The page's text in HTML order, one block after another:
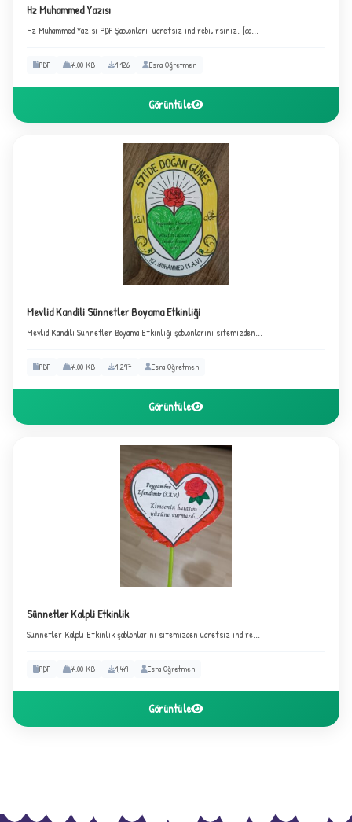
Hz Muhammed Yazısı
Hz Muhammed Yazısı PDF Şablonları ücretsiz indirebilirsiniz. [ca...
PDF 44.00 KB 1,126 Esra Öğretmen
Görüntüle
Mevlid Kandili Sünnetler Boyama Etkinliği
Mevlid Kandili Sünnetler Boyama Etkinliği şablonlarını sitemizden...
PDF 44.00 KB 1,297 Esra Öğretmen
Görüntüle
Sünnetler Kalpli Etkinlik
Sünnetler Kalpli Etkinlik şablonlarını sitemizden ücretsiz indire...
PDF 44.00 KB 1,449 Esra Öğretmen
Görüntüle